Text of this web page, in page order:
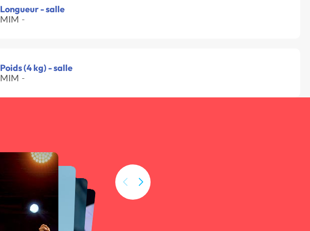
Longueur - salle
MIM -
Poids (4 kg) - salle
MIM -